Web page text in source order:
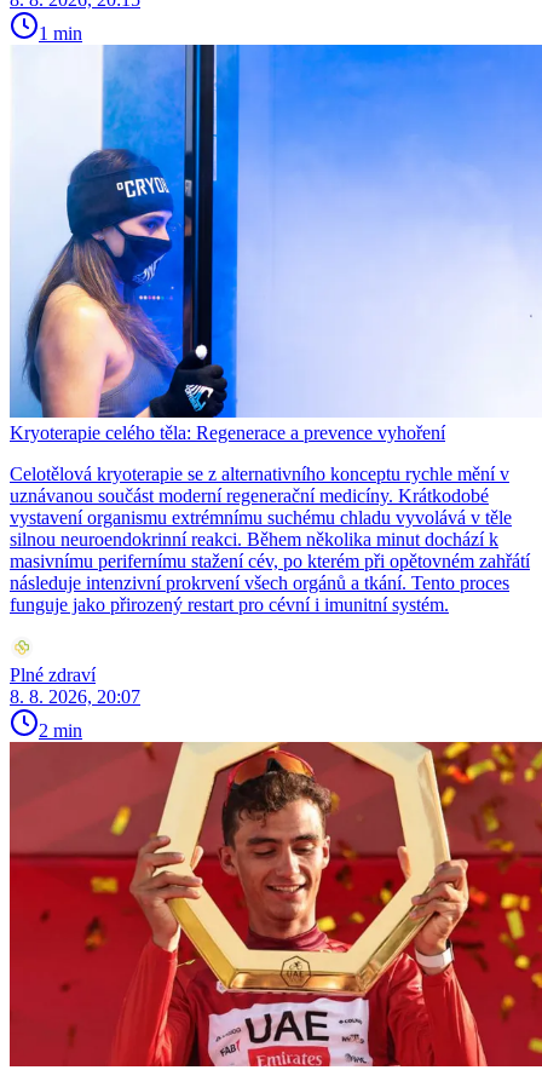
1 min
Kryoterapie celého těla: Regenerace a prevence vyhoření
Celotělová kryoterapie se z alternativního konceptu rychle mění v
uznávanou součást moderní regenerační medicíny. Krátkodobé
vystavení organismu extrémnímu suchému chladu vyvolává v těle
silnou neuroendokrinní reakci. Během několika minut dochází k
masivnímu perifernímu stažení cév, po kterém při opětovném zahřátí
následuje intenzivní prokrvení všech orgánů a tkání. Tento proces
funguje jako přirozený restart pro cévní i imunitní systém.
Plné zdraví
8. 8. 2026, 20:07
2 min